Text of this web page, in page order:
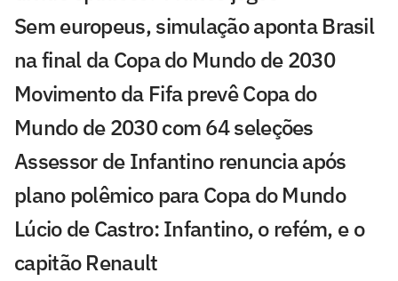
Sem europeus, simulação aponta Brasil
na final da Copa do Mundo de 2030
Movimento da Fifa prevê Copa do
Mundo de 2030 com 64 seleções
Assessor de Infantino renuncia após
plano polêmico para Copa do Mundo
Lúcio de Castro: Infantino, o refém, e o
capitão Renault